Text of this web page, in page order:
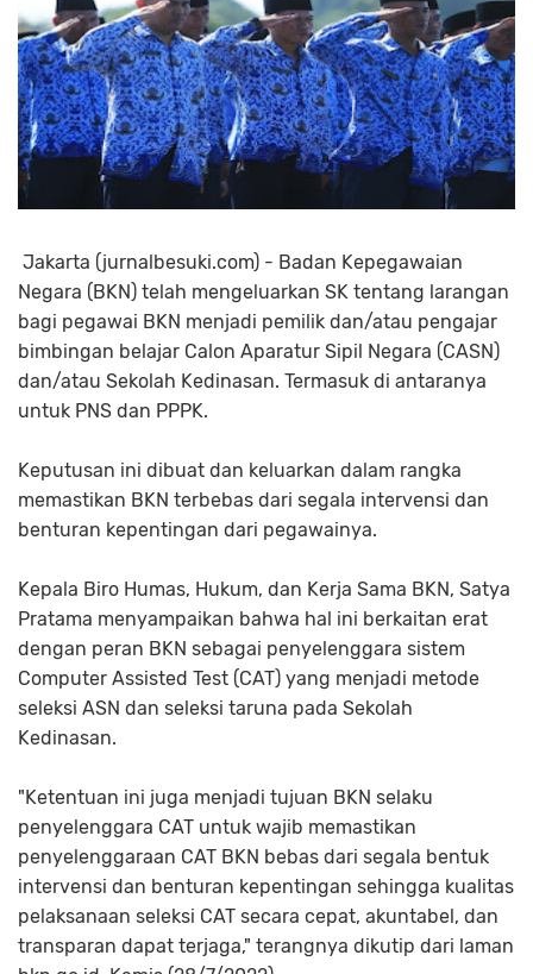
Jakarta (jurnalbesuki.com) - Badan Kepegawaian
Negara (BKN) telah mengeluarkan SK tentang larangan
bagi pegawai BKN menjadi pemilik dan/atau pengajar
bimbingan belajar Calon Aparatur Sipil Negara (CASN)
dan/atau Sekolah Kedinasan. Termasuk di antaranya
untuk PNS dan PPPK.
Keputusan ini dibuat dan keluarkan dalam rangka
memastikan BKN terbebas dari segala intervensi dan
benturan kepentingan dari pegawainya.
Kepala Biro Humas, Hukum, dan Kerja Sama BKN, Satya
Pratama menyampaikan bahwa hal ini berkaitan erat
dengan peran BKN sebagai penyelenggara sistem
Computer Assisted Test (CAT) yang menjadi metode
seleksi ASN dan seleksi taruna pada Sekolah
Kedinasan.
"Ketentuan ini juga menjadi tujuan BKN selaku
penyelenggara CAT untuk wajib memastikan
penyelenggaraan CAT BKN bebas dari segala bentuk
intervensi dan benturan kepentingan sehingga kualitas
pelaksanaan seleksi CAT secara cepat, akuntabel, dan
transparan dapat terjaga," terangnya dikutip dari laman